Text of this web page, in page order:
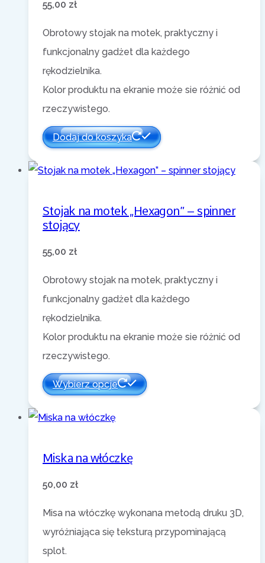
55,00 zł
Obrotowy stojak na motek, praktyczny i
funkcjonalny gadżet dla każdego
rękodzielnika.
Kolor produktu na ekranie może sie różnić od
rzeczywistego.
Dodaj do koszyka
Stojak na motek „Hexagon” – spinner
stojący
55,00 zł
Obrotowy stojak na motek, praktyczny i
funkcjonalny gadżet dla każdego
rękodzielnika.
Kolor produktu na ekranie może sie różnić od
rzeczywistego.
Wybierz opcje
Miska na włóczkę
50,00 zł
Misa na włóczkę wykonana metodą druku 3D,
wyróżniająca się teksturą przypominającą
splot.